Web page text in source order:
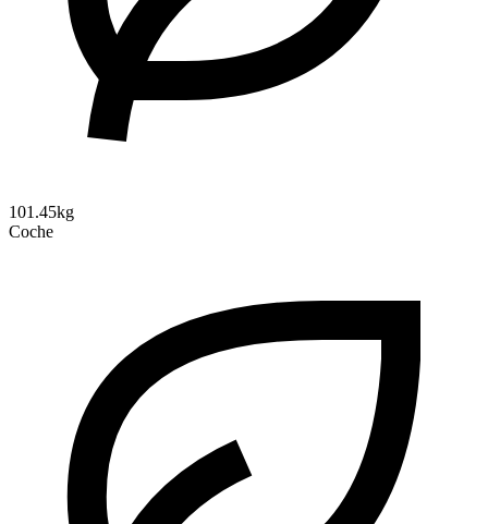
101.45kg
Coche